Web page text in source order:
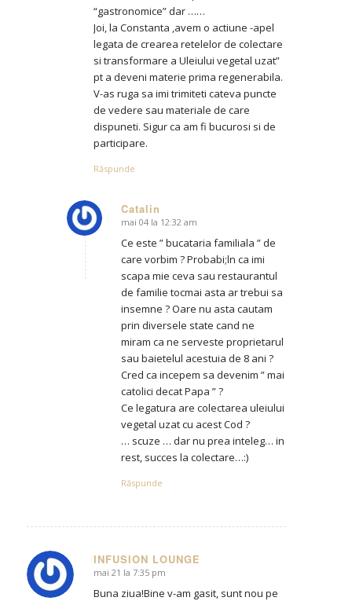
“gastronomice” dar ……
Joi, la Constanta ,avem o actiune -apel
legata de crearea retelelor de colectare
si transformare a Uleiului vegetal uzat”
pt a deveni materie prima regenerabila.
V-as ruga sa imi trimiteti cateva puncte
de vedere sau materiale de care
dispuneti. Sigur ca am fi bucurosi si de
participare.
Răspunde
Catalin
says:
mai 04 la 12:32 am
Ce este ” bucataria familiala ” de
care vorbim ? Probabi;ln ca imi
scapa mie ceva sau restaurantul
de familie tocmai asta ar trebui sa
insemne ? Oare nu asta cautam
prin diversele state cand ne
miram ca ne serveste proprietarul
sau baietelul acestuia de 8 ani ?
Cred ca incepem sa devenim ” mai
catolici decat Papa ” ?
Ce legatura are colectarea uleiului
vegetal uzat cu acest Cod ?
… scuze … dar nu prea inteleg… in
rest, succes la colectare…:)
Răspunde
INFUSION LOUNGE
says:
mai 21 la 7:35 pm
Buna ziua!Bine v-am gasit, sunt nou pe